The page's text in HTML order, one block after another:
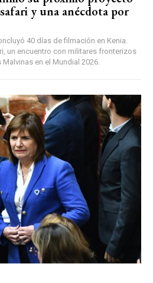
y una anécdota por
40 días de filmación en Kenia.
un encuentro con militares fronterizos
en el Mundial 2026.